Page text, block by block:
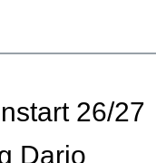
26/27
Dario